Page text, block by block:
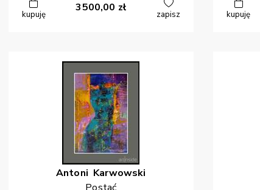
kupuję
3500,00 zł
zapisz kupuję
Antoni Karwowski